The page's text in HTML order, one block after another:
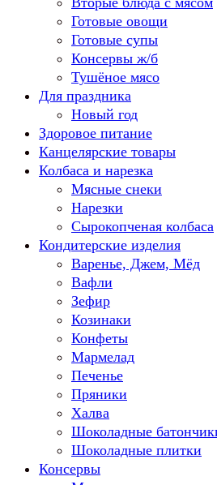
Готовые овощи
Готовые супы
Консервы ж/б
Тушёное мясо
Для праздника
Новый год
Здоровое питание
Канцелярские товары
Колбаса и нарезка
Мясные снеки
Нарезки
Сырокопченая колбаса
Кондитерские изделия
Варенье, Джем, Мёд
Вафли
Зефир
Козинаки
Конфеты
Мармелад
Печенье
Пряники
Халва
Шоколадные
Шоколадные плитки
Консервы